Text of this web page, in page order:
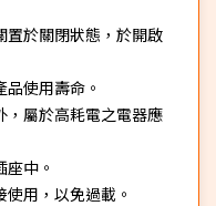
置於關閉狀態，於開啟
使用壽命。
，屬於高耗電之電器應
中。
用，以免過載。